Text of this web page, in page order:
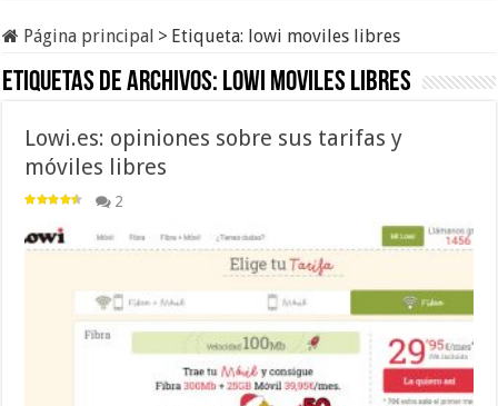
Página principal > Etiqueta: lowi moviles libres
Etiquetas de archivos: lowi moviles libres
Lowi.es: opiniones sobre sus tarifas y
móviles libres
2